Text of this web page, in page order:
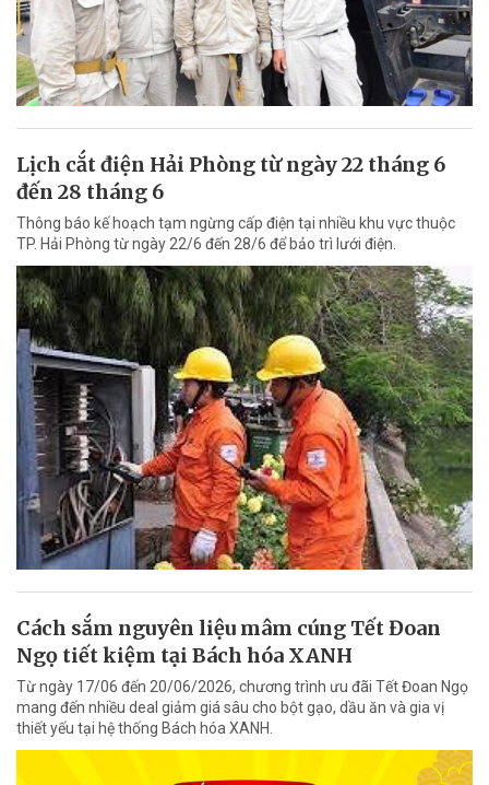
Lịch cắt điện Hải Phòng từ ngày 22 tháng 6
đến 28 tháng 6
Thông báo kế hoạch tạm ngừng cấp điện tại nhiều khu vực thuộc
TP. Hải Phòng từ ngày 22/6 đến 28/6 để bảo trì lưới điện.
Cách sắm nguyên liệu mâm cúng Tết Đoan
Ngọ tiết kiệm tại Bách hóa XANH
Từ ngày 17/06 đến 20/06/2026, chương trình ưu đãi Tết Đoan Ngọ
mang đến nhiều deal giảm giá sâu cho bột gạo, dầu ăn và gia vị
thiết yếu tại hệ thống Bách hóa XANH.